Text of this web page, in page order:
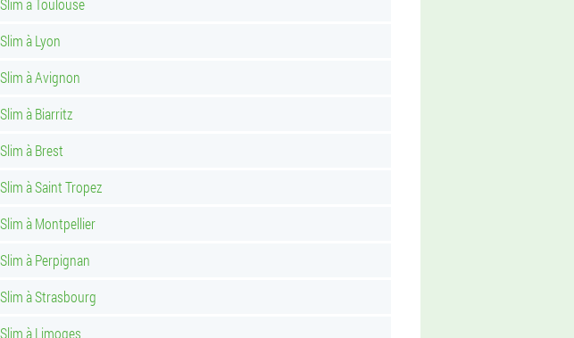
à Toulouse
à Lyon
à Avignon
à Biarritz
à Brest
à Saint Tropez
à Montpellier
à Perpignan
à Strasbourg
à Limoges